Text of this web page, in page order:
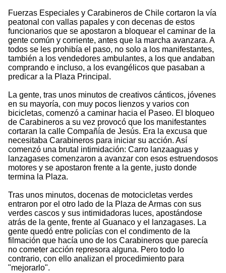
Fuerzas Especiales y Carabineros de Chile cortaron la vía
peatonal con vallas papales y con decenas de estos
funcionarios que se apostaron a bloquear el caminar de la
gente común y corriente, antes que la marcha avanzara. A
todos se les prohibía el paso, no solo a los manifestantes,
también a los vendedores ambulantes, a los que andaban
comprando e incluso, a los evangélicos que pasaban a
predicar a la Plaza Principal.
La gente, tras unos minutos de creativos cánticos, jóvenes
en su mayoría, con muy pocos lienzos y varios con
bicicletas, comenzó a caminar hacia el Paseo. El bloqueo
de Carabineros a su vez provocó que los manifestantes
cortaran la calle Compañía de Jesús. Era la excusa que
necesitaba Carabineros para iniciar su acción. Así
comenzó una brutal intimidación: Carro lanzaaguas y
lanzagases comenzaron a avanzar con esos estruendosos
motores y se apostaron frente a la gente, justo donde
termina la Plaza.
Tras unos minutos, docenas de motocicletas verdes
entraron por el otro lado de la Plaza de Armas con sus
verdes cascos y sus intimidadoras luces, apostándose
atrás de la gente, frente al Guanaco y el lanzagases. La
gente quedó entre policías con el condimento de la
filmación que hacía uno de los Carabineros que parecía
no cometer acción represora alguna. Pero todo lo
contrario, con ello analizan el procedimiento para
"mejorarlo".